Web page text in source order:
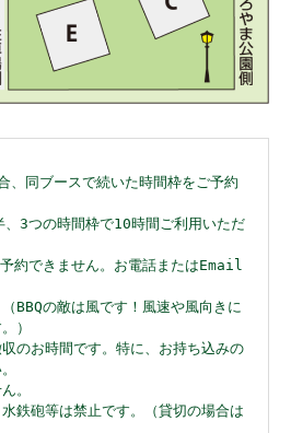
、同ブースで続いた時間枠をご予約
、3つの時間枠で10時間ご利用いただ
約できません。お電話またはEmail
BBQの敵は風です！風速や風向きに
）
のお時間です。特に、お持ち込みの
。
鉄砲等は禁止です。（貸切の場合は